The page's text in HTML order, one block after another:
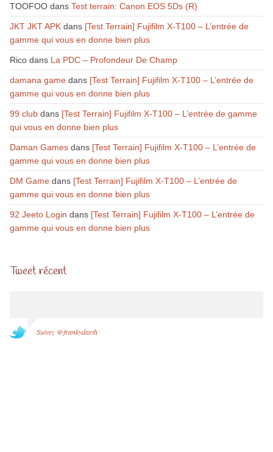
TOOFOOdans Test terrain: Canon EOS 5Ds (R)
JKT JKT APKdans [Test Terrain] Fujifilm X-T100 – L’entrée de
gamme qui vous en donne bien plus
Ricodans La PDC – Profondeur De Champ
damana gamedans [Test Terrain] Fujifilm X-T100 – L’entrée de
gamme qui vous en donne bien plus
99 clubdans [Test Terrain] Fujifilm X-T100 – L’entrée de gamme
qui vous en donne bien plus
Daman Gamesdans [Test Terrain] Fujifilm X-T100 – L’entrée de
gamme qui vous en donne bien plus
DM Gamedans [Test Terrain] Fujifilm X-T100 – L’entrée de
gamme qui vous en donne bien plus
92 Jeeto Login dans [Test Terrain] Fujifilm X-T100 – L’entrée de
gamme qui vous en donne bien plus
Tweet récent
Suivez @frankydarth